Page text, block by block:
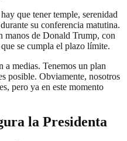
que tener temple, serenidad
su conferencia matutina.
manos de Donald Trump, con
se cumpla el plazo límite.
a medias. Tenemos un plan
posible. Obviamente, nosotros
pero ya en este momento
la Presidenta